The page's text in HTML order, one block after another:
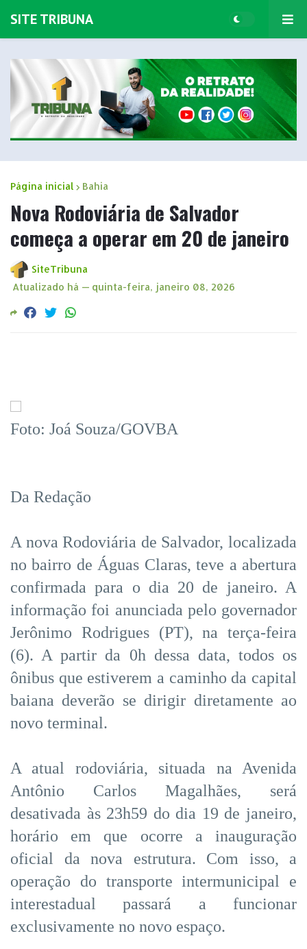
SITE TRIBUNA
Página inicial Bahia
Nova Rodoviária de Salvador
começa a operar em 20 de janeiro
SiteTribuna
Atualizado há — quinta-feira, janeiro 08, 2026
Foto: Joá Souza/GOVBA
Da Redação
A nova Rodoviária de Salvador, localizada
no bairro de Águas Claras, teve a abertura
confirmada para o dia 20 de janeiro. A
informação foi anunciada pelo governador
Jerônimo Rodrigues (PT), na terça-feira
(6). A partir da 0h dessa data, todos os
ônibus que estiverem a caminho da capital
baiana deverão se dirigir diretamente ao
novo terminal.
A atual rodoviária, situada na Avenida
Antônio Carlos Magalhães, será
desativada às 23h59 do dia 19 de janeiro,
horário em que ocorre a inauguração
oficial da nova estrutura. Com isso, a
operação do transporte intermunicipal e
interestadual passará a funcionar
exclusivamente no novo espaço.